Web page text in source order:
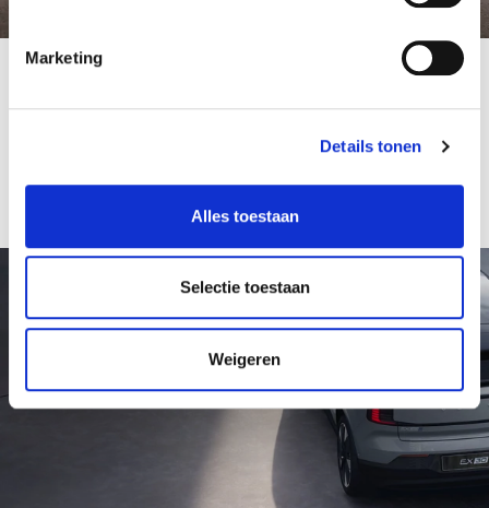
Marketing
Details tonen
Alles toestaan
Selectie toestaan
Weigeren